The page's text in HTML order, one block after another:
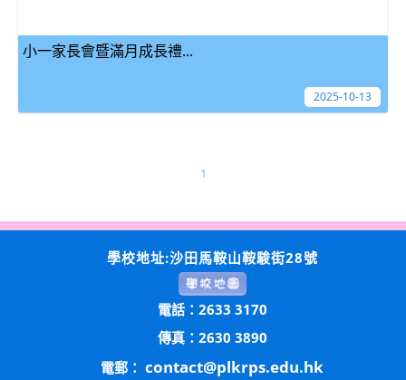
小一家長會暨滿月成長禮...
2025-10-13
1
學校地址:沙田馬鞍山鞍駿街28號
電話：2633 3170
傳真：2630 3890
電郵： contact@plkrps.edu.hk